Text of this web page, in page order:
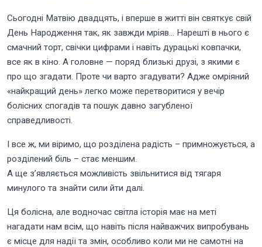
Сьогодні Матвію двадцять, і вперше в житті він святкує свій
День Народження так, як завжди мріяв… Нарешті в нього є
смачний торт, свічки цифрами і навіть дурацькі ковпачки,
все як в кіно. А головне — поряд близькі друзі, з якими є
про що згадати. Проте чи варто згадувати? Адже омріяний
«найкращий день» легко може перетворитися у вечір
болісних спогадів та пошук давно загубленої
справедливості.
І все ж, ми віримо, що розділена радість – примножується, а
розділений біль – стає меншим.
А ще з’являється можливість звільнитися від тягаря
минулого та знайти сили йти далі.
Ця болісна, але водночас світла історія має на меті
нагадати нам всім, що навіть після найважчих випробувань
є місце для надії та змін, особливо коли ми не самотні на